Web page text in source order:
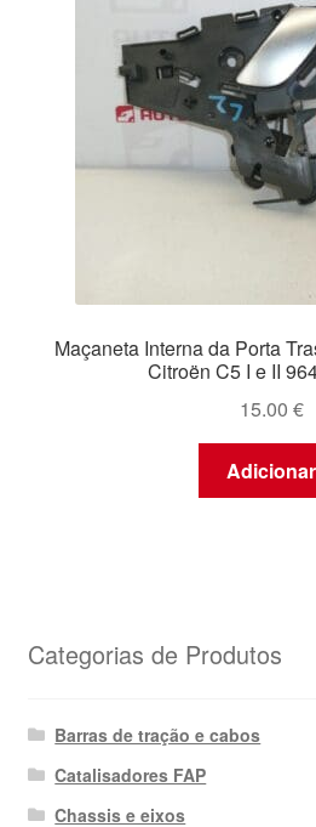
Maçaneta Interna da Porta
Citroën C5 I e II
15.00 €
Adicionar
Categorias de Produtos
Barras de tração e cabos
Catalisadores FAP
Chassis e eixos